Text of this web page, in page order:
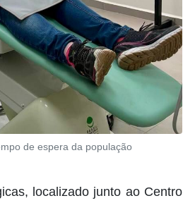
de espera da população
localizado junto ao Centro